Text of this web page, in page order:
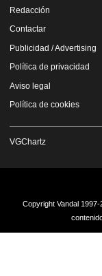
Redacción
Contactar
Publicidad / Advertising
Política de privacidad
Aviso legal
Política de cookies
VGChartz
Copyright Vandal